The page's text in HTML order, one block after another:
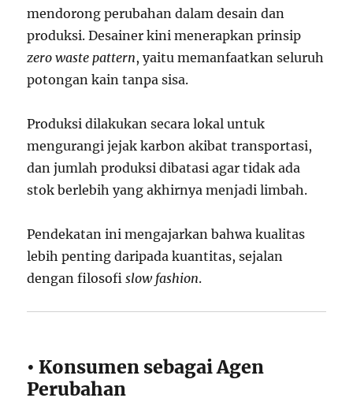
mendorong perubahan dalam desain dan
produksi. Desainer kini menerapkan prinsip
zero waste pattern, yaitu memanfaatkan seluruh
potongan kain tanpa sisa.
Produksi dilakukan secara lokal untuk
mengurangi jejak karbon akibat transportasi,
dan jumlah produksi dibatasi agar tidak ada
stok berlebih yang akhirnya menjadi limbah.
Pendekatan ini mengajarkan bahwa kualitas
lebih penting daripada kuantitas, sejalan
dengan filosofislow fashion.
• Konsumen sebagai Agen
Perubahan